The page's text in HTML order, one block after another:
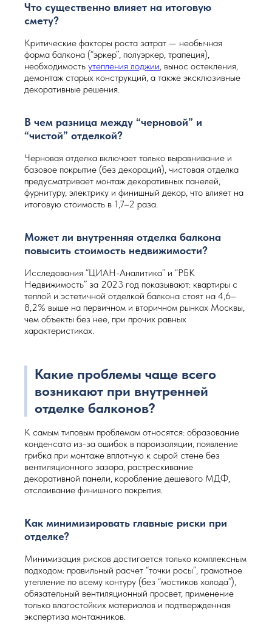
Что существенно влияет на итоговую
смету?
Критические факторы роста затрат — необычная
форма балкона (“эркер”, полуэркер, трапеция),
необходимость утепления лоджии, вынос остекления,
демонтаж старых конструкций, а также эксклюзивные
декоративные решения.
В чем разница между “черновой” и
“чистой” отделкой?
Черновая отделка включает только выравнивание и
базовое покрытие (без декораций), чистовая отделка
предусматривает монтаж декоративных панелей,
фурнитуру, электрику и финишный декор, что влияет на
итоговую стоимость в 1,7–2 раза.
Может ли внутренняя отделка балкона
повысить стоимость недвижимости?
Исследования “ЦИАН-Аналитика” и “РБК
Недвижимость” за 2023 год показывают: квартиры с
теплой и эстетичной отделкой балкона стоят на 4,6–
8,2% выше на первичном и вторичном рынках Москвы,
чем объекты без нее, при прочих равных
характеристиках.
Какие проблемы чаще всего
возникают при внутренней
отделке балконов?
К самым типовым проблемам относятся: образование
конденсата из-за ошибок в пароизоляции, появление
грибка при монтаже вплотную к сырой стене без
вентиляционного зазора, растрескивание
декоративной панели, коробление дешевого МДФ,
отслаивание финишного покрытия.
Как минимизировать главные риски при
отделке?
Минимизация рисков достигается только комплексным
подходом: правильный расчет “точки росы”, грамотное
утепление по всему контуру (без “мостиков холода”),
обязательный вентиляционный просвет, применение
только влагостойких материалов и подтвержденная
экспертиза монтажников.